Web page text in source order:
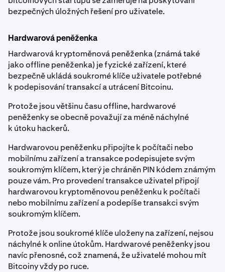
bezpečných úložných řešení pro uživatele.
Hardwarová peněženka
Hardwarová kryptoměnová peněženka (známá také
jako offline peněženka) je fyzické zařízení, které
bezpečně ukládá soukromé klíče uživatele potřebné
k podepisování transakcí a utrácení Bitcoinu.
Protože jsou většinu času offline, hardwarové
peněženky se obecně považují za méně náchylné
k útoku hackerů.
Hardwarovou peněženku připojíte k počítači nebo
mobilnímu zařízení a transakce podepisujete svým
soukromým klíčem, který je chráněn PIN kódem známým
pouze vám. Pro provedení transakce uživatel připojí
hardwarovou kryptoměnovou peněženku k počítači
nebo mobilnímu zařízení a podepíše transakci svým
soukromým klíčem.
Protože jsou soukromé klíče uloženy na zařízení, nejsou
náchylné k online útokům. Hardwarové peněženky jsou
navíc přenosné, což znamená, že uživatelé mohou mít
Bitcoiny vždy po ruce.